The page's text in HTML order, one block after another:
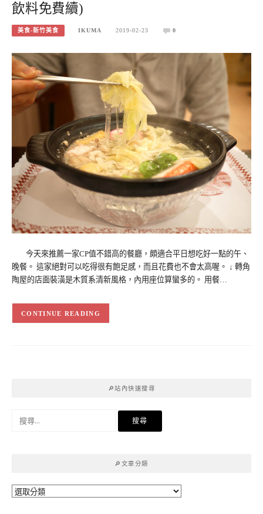
飲料免費續)
美食-新竹美食 IKUMA 2019-02-23 0
今天來推薦一家CP值不錯高的餐廳，頗適合平日想吃好一點的午、
晚餐。 這家絕對可以吃得很有飽足感，而且花費也不會太高喔。 ↓ 轉角
陶屋的店面裝潢是木質系清新風格，內用座位算蠻多的。 用餐…
CONTINUE READING
🔎站內快速搜尋
🔎文章分類
🔎